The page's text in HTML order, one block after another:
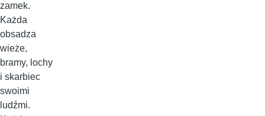
zamek.
Każda
obsadza
wieże,
bramy, lochy
i skarbiec
swoimi
ludźmi.